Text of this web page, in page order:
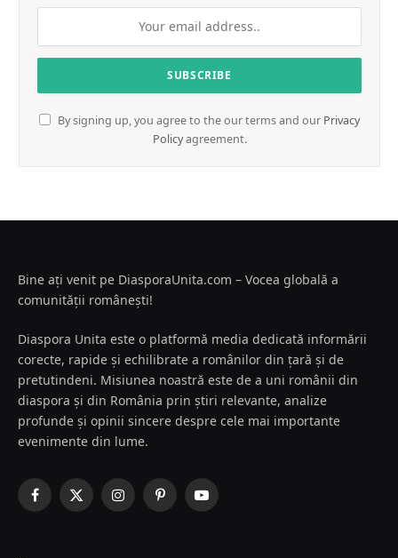
By signing up, you agree to the our terms and our Privacy
Policyagreement.
Bine ați venit pe DiasporaUnita.com – Vocea globală a
comunității românești!
Diaspora Unita este o platformă media dedicată informării
corecte, rapide și echilibrate a românilor din țară și de
pretutindeni. Misiunea noastră este de a uni românii din
diaspora și din România prin știri relevante, analize
profunde și opinii sincere despre cele mai importante
evenimente din lume.
Facebook
X
InstagramPinterestYouTube